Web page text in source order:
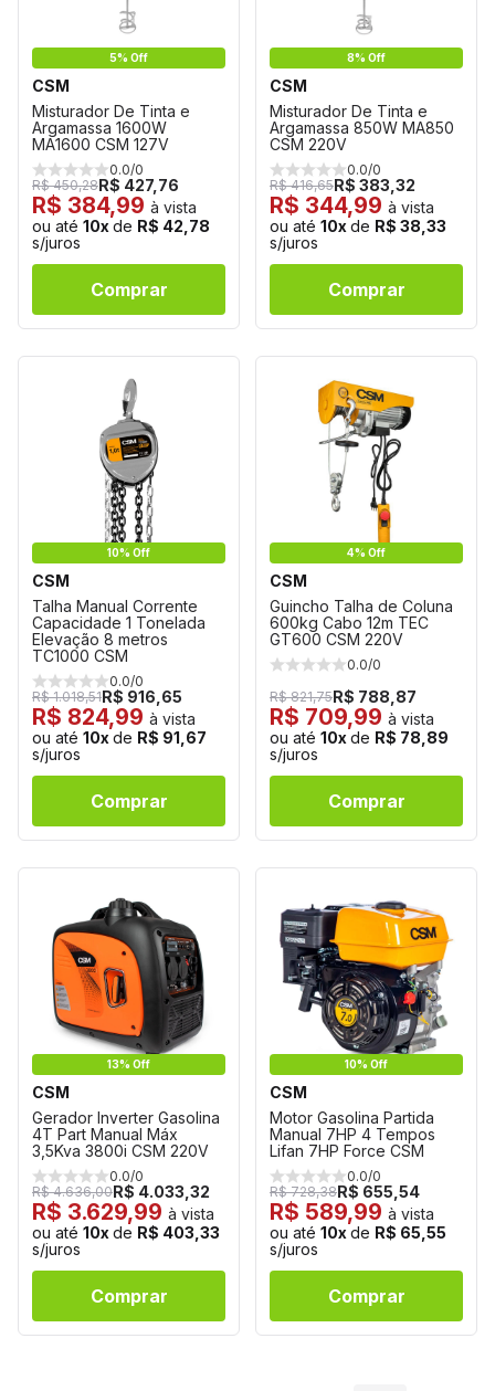
5% Off
CSM
Misturador De Tinta e
Argamassa 1600W
MA1600 CSM 127V
0.0/0
R$ 450,28R$ 427,76
R$ 384,99 à vista
ou até 10x de R$ 42,78
s/juros
Comprar
8% Off
CSM
Misturador De Tinta e
Argamassa 850W MA850
CSM 220V
0.0/0
R$ 416,65R$ 383,32
R$ 344,99 à vista
ou até 10x de R$ 38,33
s/juros
Comprar
10% Off
CSM
Talha Manual Corrente
Capacidade 1 Tonelada
Elevação 8 metros
TC1000 CSM
0.0/0
R$ 1.018,51R$ 916,65
R$ 824,99 à vista
ou até 10x de R$ 91,67
s/juros
Comprar
4% Off
CSM
Guincho Talha de Coluna
600kg Cabo 12m TEC
GT600 CSM 220V
0.0/0
R$ 821,75R$ 788,87
R$ 709,99 à vista
ou até 10x de R$ 78,89
s/juros
Comprar
13% Off
CSM
Gerador Inverter Gasolina
4T Part Manual Máx
3,5Kva 3800i CSM 220V
0.0/0
R$ 4.636,00R$ 4.033,32
R$ 3.629,99 à vista
ou até 10x de R$ 403,33
s/juros
Comprar
10% Off
CSM
Motor Gasolina Partida
Manual 7HP 4 Tempos
Lifan 7HP Force CSM
0.0/0
R$ 728,38R$ 655,54
R$ 589,99 à vista
ou até 10x de R$ 65,55
s/juros
Comprar